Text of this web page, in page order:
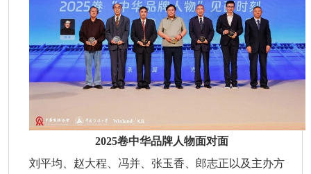
2025卷中华品牌人物面对面
刘平均、赵大程、冯并、张玉香、郎志正以及主办方